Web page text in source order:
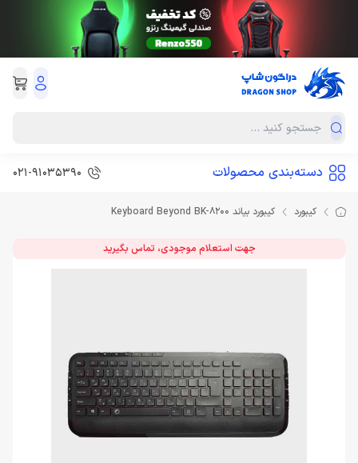
دسته‌بندی محصولات 021-91035390
کیبورد کیبورد بیاند Keyboard Beyond BK-8200
جهت استعلام موجودی، تماس بگیرید